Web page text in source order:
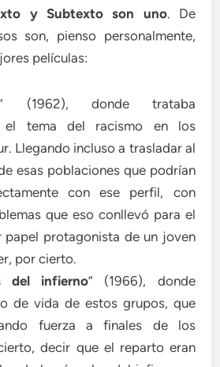
y Subtexto son uno. De
son, pienso personalmente,
películas:
(1962), donde trataba
el tema del racismo en los
Llegando incluso a trasladar al
esas poblaciones que podrían
con ese perfil, con
que eso conllevó para el
papel protagonista de un joven
por cierto.
del infierno” (1966), donde
de vida de estos grupos, que
fuerza a finales de los
decir que el reparto eran